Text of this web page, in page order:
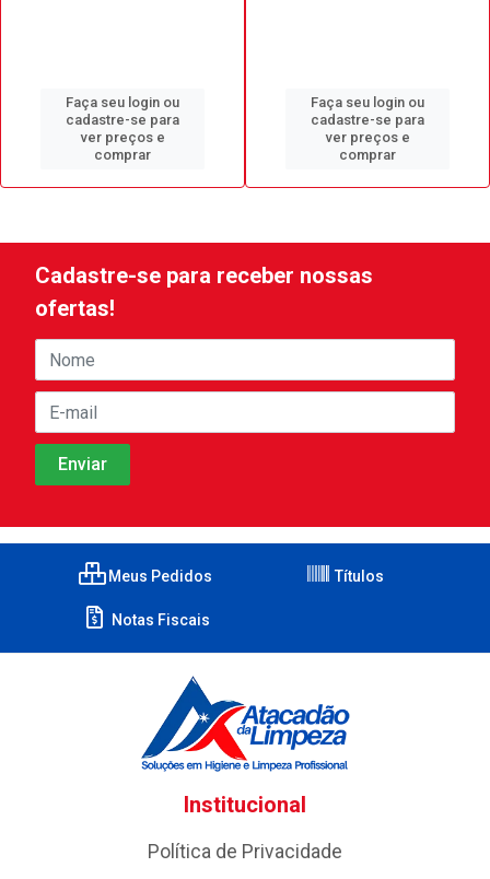
Faça seu login ou
cadastre-se para
ver preços e
comprar
Faça seu login ou
cadastre-se para
ver preços e
comprar
Cadastre-se para receber nossas
ofertas!
Meus Pedidos Títulos
Notas Fiscais
Institucional
Política de Privacidade